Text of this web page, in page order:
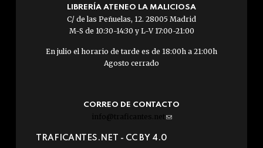
LIBRERÍA ATENEO LA MALICIOSA
C/ de las Peñuelas, 12. 28005 Madrid
M-S de 10:30-14:30 y L-V 17:00-21:00
En julio el horario de tarde es de 18:00h a 21:00h
Agosto cerrado
CORREO DE CONTACTO
info@traficantes.net (link
e-
TRAFICANTES.NET - CC BY 4.0